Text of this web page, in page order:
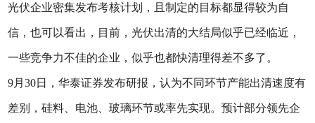
光伏企业密集发布考核计划，且制定的目标都显得较为自
信，也可以看出，目前，光伏出清的大结局似乎已经临近，
一些竞争力不佳的企业，似乎也都快清理得差不多了。
9月30日，华泰证券发布研报，认为不同环节产能出清速度有
差别，硅料、电池、玻璃环节或率先实现。预计部分领先企